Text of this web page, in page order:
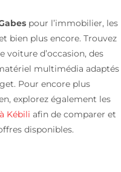
pour l’immobilier, les
bien plus encore. Trouvez
d’occasion, des
multimédia adaptés
Pour encore plus
explorez également les
Kébili afin de comparer et
disponibles.